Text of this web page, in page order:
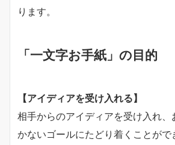
ります。
「一文字お手紙」の目的
【アイディアを受け入れる】
相手からのアイディアを受け入れ、
かないゴールにたどり着くことがで